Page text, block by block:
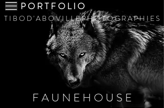
P O R T F O L I O
T I B O D ' A B O V I L L E P H O T O G R A P H I E S
F A U N E H O U S E